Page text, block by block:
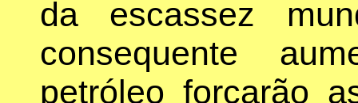
da escassez
consequente
petróleo forçarão